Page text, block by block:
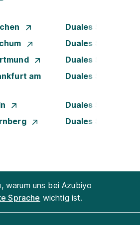
Duales Studium
Duales Studium
Duales Studium
am
Duales Studium
Duales Studium
Duales Studium
warum uns bei Azubiyo
Sprache wichtig ist.